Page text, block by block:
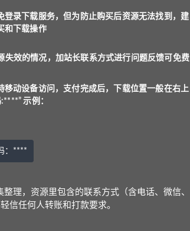
奖”和“国际英语口语联合会教学资源大
，培养听说读写四项综合技能
务，增强口语的自信心
语言和视觉素养
提升阅读能力和词汇积累
的观点，提升写作技巧和语言能力
语交流）的专项练习
交际能力
登录下载服务，但为防止购买后资源无法找到，建
和下载操作
失效的情况，加站长联系方式进行问题反馈可免费
移动设备访问，支付完成后，下载位置一般在右上
示例：
： ****
理，资源里包含的联系方式（含电话、微信、
信任何人转账和打款要求。